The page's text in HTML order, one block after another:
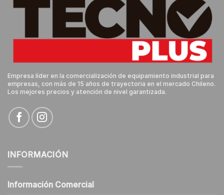
Empresa líder en la comercialización de equipamiento industrial para
empresas, con más de 15 años de trayectoria en el mercado Chileno.
Los mejores precios y atención de nivel garantizada.
INFORMACIÓN
Información Comercial